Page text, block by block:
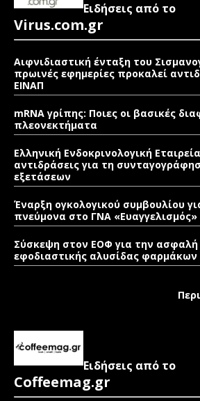
Ειδήσεις από το
Virus.com.gr
Αιφνιδιαστική ένταξη του
πρωινές εφημερίες προκαλεί
ΕΙΝΑΠ
mRNA γρίπης: Ποιες οι βασικές
πλεονεκτήματα
Ελληνική Ενδοκρινολογική
αντιδράσεις για τη
εξετάσεων
Έναρξη ογκολογικού συμβουλίου
πνεύμονα στο ΓΝΑ «Ευαγγελισμός»
Σύσκεψη στον ΕΟΦ για την ασφαλή
εφοδιαστικής αλυσίδας φαρμάκων
Ειδήσεις από το
Coffeemag.gr